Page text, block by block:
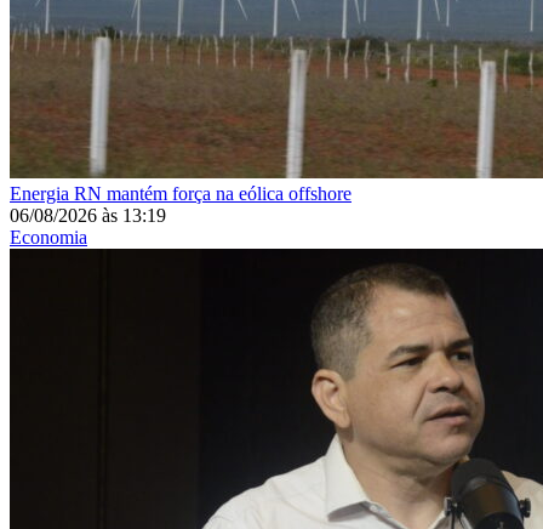
Energia RN mantém força na eólica offshore
06/08/2026 às 13:19
Economia